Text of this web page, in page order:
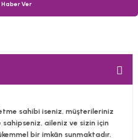
Ver
sahibi iseniz, müşterileriniz
aileniz ve sizin için
bir imkân sunmaktadır.